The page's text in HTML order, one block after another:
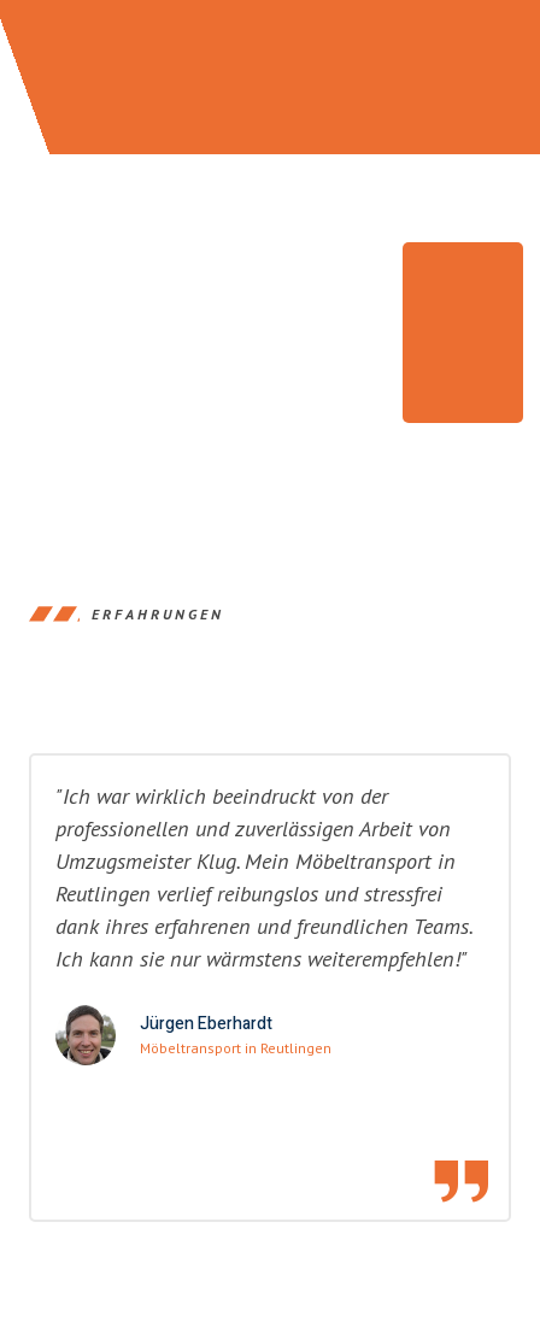
ERFAHRUNGEN
"Ich war wirklich beeindruckt von der
professionellen und zuverlässigen Arbeit von
Umzugsmeister Klug. Mein Möbeltransport in
Reutlingen verlief reibungslos und stressfrei
dank ihres erfahrenen und freundlichen Teams.
Ich kann sie nur wärmstens weiterempfehlen!"
Jürgen Eberhardt
Möbeltransport in Reutlingen